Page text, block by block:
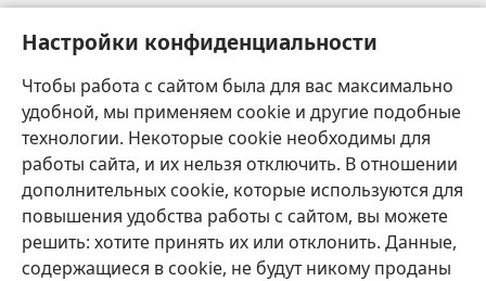
Настройки конфиденциальности
Чтобы работа с сайтом была для вас максимально
удобной, мы применяем cookie и другие подобные
технологии. Некоторые cookie необходимы для
работы сайта, и их нельзя отключить. В отношении
дополнительных cookie, которые используются для
повышения удобства работы с сайтом, вы можете
решить: хотите принять их или отклонить. Данные,
содержащиеся в cookie, не будут никому проданы
Видео с тифлокомментариями
Шырав
Харпӑр хӑй ирӗкӗпе укҫа-тенкӗ парасси
(открывается
в
новом
окне)
Хурал башнин ОНЛАЙН-БИБЛИОТЕКИ
(открывается
в
новомJW Hub
(открывается